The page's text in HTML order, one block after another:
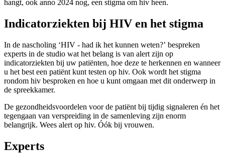
hangt, ook anno 2024 nog, een stigma om hiv heen.
Indicatorziekten bij HIV en het stigma
In de nascholing ‘HIV - had ik het kunnen weten?’ bespreken
experts in de studio wat het belang is van alert zijn op
indicatorziekten bij uw patiënten, hoe deze te herkennen en wanneer
u het best een patiënt kunt testen op hiv. Ook wordt het stigma
rondom hiv besproken en hoe u kunt omgaan met dit onderwerp in
de spreekkamer.
De gezondheidsvoordelen voor de patiënt bij tijdig signaleren én het
tegengaan van verspreiding in de samenleving zijn enorm
belangrijk. Wees alert op hiv. Óók bij vrouwen.
Experts